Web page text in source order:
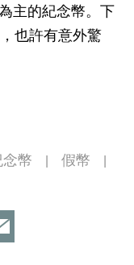
主的紀念幣。下
也許有意外驚
幣 假幣